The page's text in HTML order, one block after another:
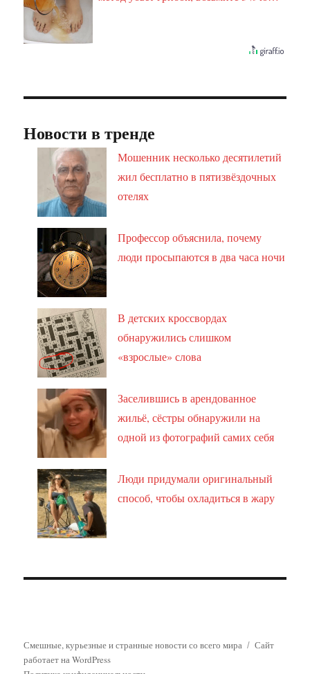
Новости в тренде
Мошенник несколько десятилетий
жил бесплатно в пятизвёздочных
отелях
Профессор объяснила, почему
люди просыпаются в два часа ночи
В детских кроссвордах
обнаружились слишком
«взрослые» слова
Заселившись в арендованное
жильё, сёстры обнаружили на
одной из фотографий самих себя
Люди придумали оригинальный
способ, чтобы охладиться в жару
Смешные, курьезные и странные новости со всего мира
Сайт
работает на WordPress